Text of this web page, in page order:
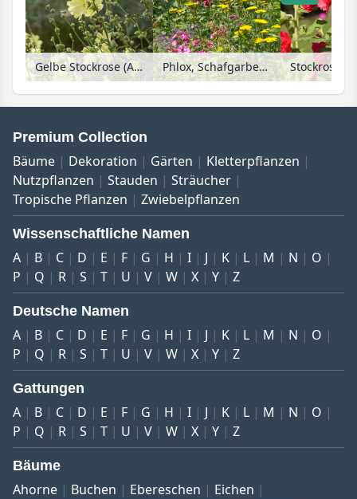
Gelbe Stockrose (Alcea rugosa) Phlox, Schafgarben (Achillea) und Stockrosen (Alcea)
Premium Collection
Bäume Dekoration Gärten
Kletterpflanzen
Nutzpflanzen
Stauden
Sträucher
Tropische Pflanzen
Zwiebelpflanzen
Wissenschaftliche Namen
A B C D E F G H I J K L M N
O
P
Q R S T U V W X Y Z
Deutsche Namen
A B C D E F G H I J K L M N
O
P
Q R S T U V W X Y Z
Gattungen
A B C D E F G H I J K L M N
O
P
Q R S T U V W X Y Z
Bäume
Ahorne Buchen Ebereschen
Eichen